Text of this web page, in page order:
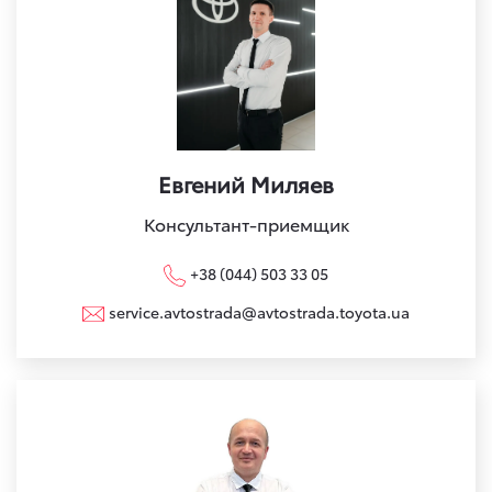
Евгений Миляев
Консультант-приемщик
+38 (044) 503 33 05
service.avtostrada@avtostrada.toyota.ua